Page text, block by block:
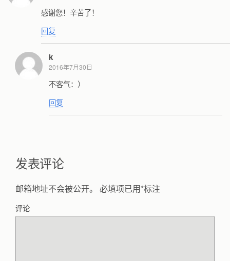
感谢您！辛苦了！
回复
k
2016年7月30日
不客气：）
回复
发表评论
邮箱地址不会被公开。 必填项已用*标注
评论